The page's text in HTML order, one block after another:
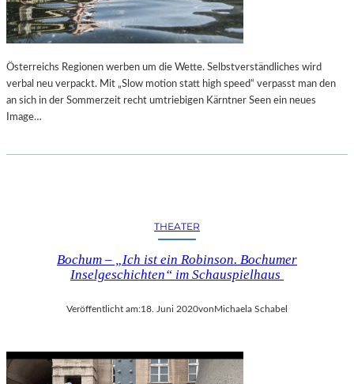
Österreichs Regionen werben um die Wette. Selbstverständliches wird
verbal neu verpackt. Mit „Slow motion statt high speed“ verpasst man den
an sich in der Sommerzeit recht umtriebigen Kärntner Seen ein neues
Image…
THEATER
Bochum – „Ich ist ein Robinson. Bochumer
Inselgeschichten“ im Schauspielhaus
Veröffentlicht am:18. Juni 2020vonMichaela Schabel